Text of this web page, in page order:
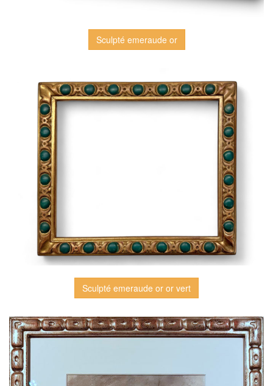
Sculpté emeraude or
Sculpté emeraude or or vert